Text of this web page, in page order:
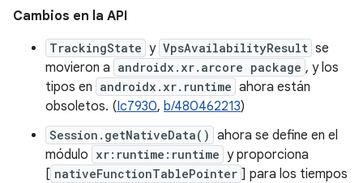
Cambios en la API
TrackingState y VpsAvailabilityResult se
movieron a androidx.xr.arcore package , y los
tipos en androidx.xr.runtime ahora están
obsoletos. (Ic7930, b/480462213)
Session.getNativeData() ahora se define en el
módulo xr:runtime:runtime y proporciona
[ nativeFunctionTablePointer ] para los tiempos